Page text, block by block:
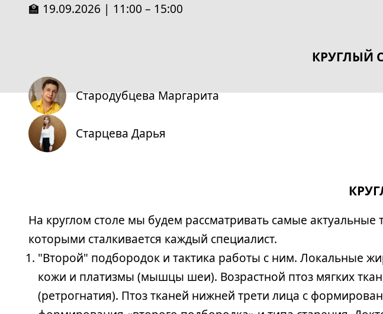
КРУГЛЫЙ
Стародубцева Маргарита
Старцева Дарья
🏫 19.09.2026 | 11:00 – 15:00
На круглом столе мы будем рассматривать самые
которыми сталкивается каждый специалист.
"Второй" подбородок и тактика работы с ним. Локальные
кожи и платизмы (мышцы шеи). Возрастной птоз мягких
(ретрогнатия). Птоз тканей нижней трети лица с